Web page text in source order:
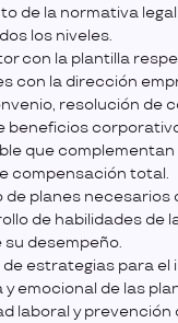
de la normativa
los niveles.
con la plantilla
con la dirección
resolución de
beneficios
que complementan
compensación total.
de planes necesarios
de habilidades de
desempeño.
estrategias para el
emocional de las
laboral y prevención